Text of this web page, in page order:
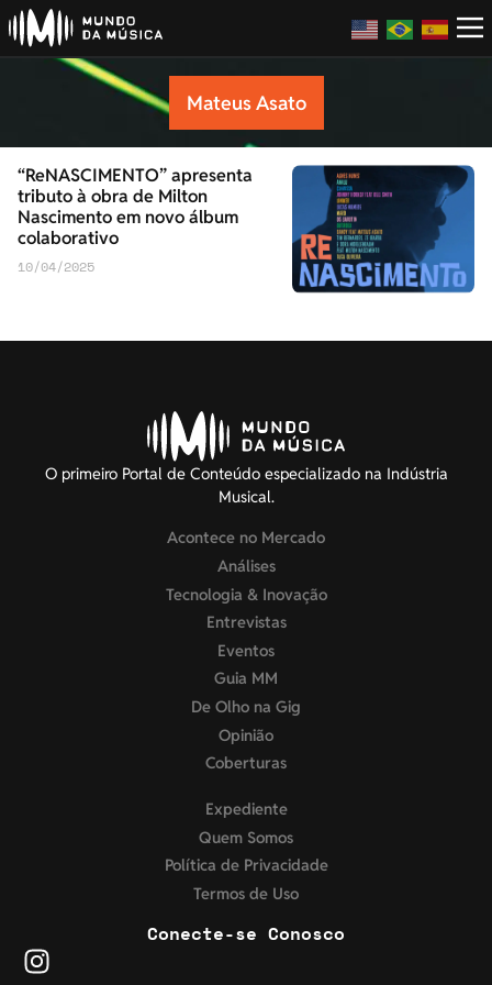
Mateus Asato
“ReNASCIMENTO” apresenta
tributo à obra de Milton
Nascimento em novo álbum
colaborativo
10/04/2025
O primeiro Portal de Conteúdo especializado na Indústria
Musical.
Acontece no Mercado
Análises
Tecnologia & Inovação
Entrevistas
Eventos
Guia MM
De Olho na Gig
Opinião
Coberturas
Expediente
Quem Somos
Política de Privacidade
Termos de Uso
Conecte-se Conosco